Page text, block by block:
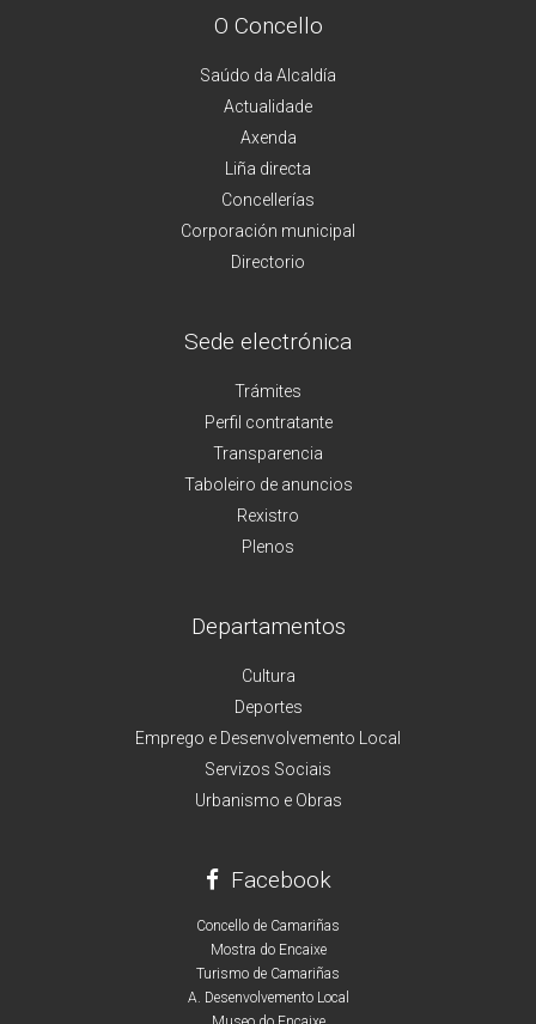
O Concello
Saúdo da Alcaldía
Actualidade
Axenda
Liña directa
Concellerías
Corporación municipal
Directorio
Sede electrónica
Trámites
Perfil contratante
Transparencia
Taboleiro de anuncios
Rexistro
Plenos
Departamentos
Cultura
Deportes
Emprego e Desenvolvemento Local
Servizos Sociais
Urbanismo e Obras
Facebook
Concello de Camariñas
Mostra do Encaixe
Turismo de Camariñas
A. Desenvolvemento Local